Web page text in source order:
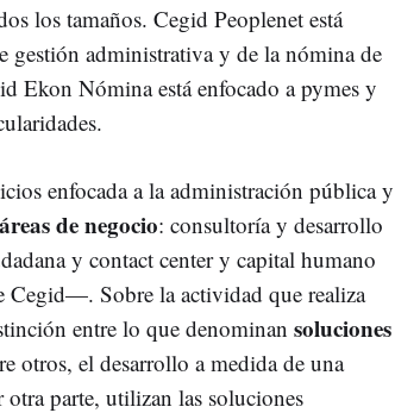
los tamaños. Cegid Peoplenet está
gestión administrativa y de la nómina de
Ekon Nómina está enfocado a pymes y
enfocada a la administración pública y
de negocio: consultoría y desarrollo
y contact center y capital humano
Cegid—. Sobre la actividad que realiza
entre lo que denominan soluciones
otros, el desarrollo a medida de una
parte, utilizan las soluciones